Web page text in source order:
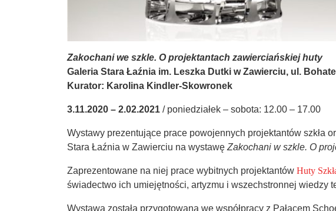
Zakochani we szkle. O projektantach zawierciańskiej huty
Galeria Stara Łaźnia im. Leszka Dutki w Zawierciu, ul.
Kurator: Karolina Kindler-Skowronek
3.11.2020 – 2.02.2021 / poniedziałek – sobota: 12.00 – 17.00
Wystawy prezentujące prace powojennych projektantów szkła
Stara Łaźnia w Zawierciu na wystawęZakochani w szkle. O
Zaprezentowane na niej prace wybitnych projektantów Huty
świadectwo ich umiejętności, artyzmu i wszechstronnej wiedzy
Wystawa została przygotowana we współpracy z Pałacem